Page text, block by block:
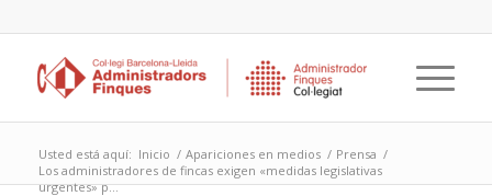
Usted está aquí: Inicio / Apariciones en medios / Prensa /
Los administradores de fincas exigen «medidas legislativas
urgentes» p...